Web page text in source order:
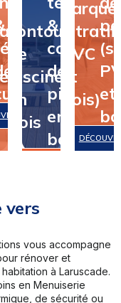
&
contour
de
piscine
en
bois
contour
de
piscine
en
bois
et
PVC
et
bois)
vers
vous accompagne
rénover et
à Laruscade.
en Menuiserie
de sécurité ou